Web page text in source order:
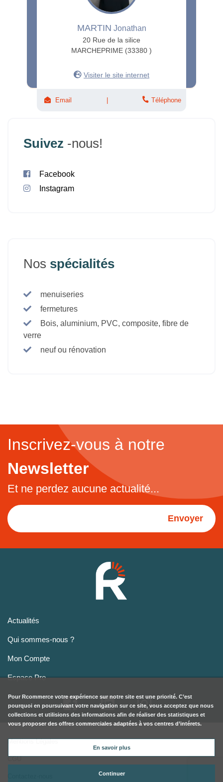
MARTIN Jonathan
20 Rue de la silice
MARCHEPRIME (33380 )
Visiter le site internet
Email Téléphone
Suivez -nous!
Facebook
Instagram
Nos spécialités
menuiseries
fermetures
Bois, aluminium, PVC, composite, fibre de
verre
neuf ou rénovation
Inscrivez-vous à notre
Newsletter
Et ne perdez aucune actualité...
Envoyer
Actualités
Qui sommes-nous ?
Mon Compte
Espace Pro
Mentions Légales
CGU
Pour Rcommerce votre expérience sur notre site est une priorité. C’est
pourquoi en poursuivant votre navigation sur ce site, vous acceptez que nous
collections et utilisions des informations afin de réaliser des statistiques et
vous proposer des offres commerciales adaptées à vos centres d’intérets.
En savoir plus
Continuer